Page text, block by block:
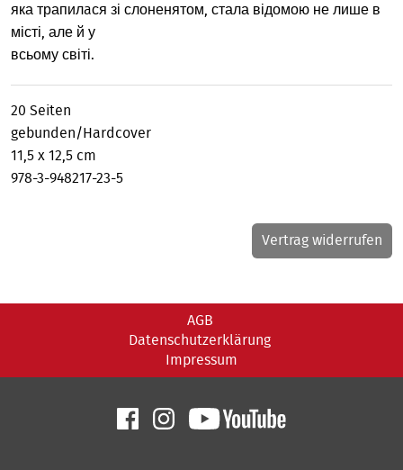
яка трапилaся зі слоненятом, стала відомою не лише в
місті, але й у
всьому світі.
20 Seiten
gebunden/Hardcover
11,5 x 12,5 cm
978-3-948217-23-5
Vertrag widerrufen
AGB
Datenschutzerklärung
Impressum